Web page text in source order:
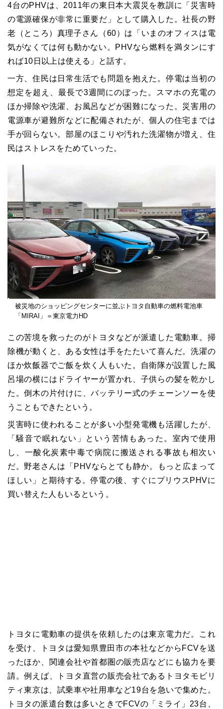
4台のPHVは、2011年の東日本大震災を教訓に「災害時
の電源確保が非常に重要だ」として購入した。社長の野
老（ところ）真理子さん（60）は「いまのオフィスは電
気がなくては何も動かない。PHVなら燃料を満タンにす
れば10日以上は使える」と話す。
一方、住民は日常生活でも問題を抱えた。停電は当初の
想定を超え、最長で3週間にのぼった。スマホの充電の
ほか掃除や洗濯、お風呂などが困難になった。災害用の
電源車が避難所などに配備されたが、個人の住宅までは
手が回らない。部屋のほこりや汚れた洗濯物が増え、住
民はストレスをためていった。
被災地のショッピングセンターに並ぶトヨタ自動車の燃料電池車
「MIRAI」＝東京電力HD
この苦境を救ったのがトヨタなどが派遣した電動車。掃
除機が動くと、ある女性は手をたたいて喜んだ。洗濯の
ほか炊飯器でご飯を炊く人もいた。自衛隊が設置した風
呂場の横にはドライヤーが置かれ、子供らの髪を乾かし
た。倒木の片付けに、バッテリー式のチェーンソーを使
うこともできたという。
災害時に使われることが多い小型発電機も活躍したが、
「騒音で眠れない」という苦情もあった。室内で使用
し、一酸化炭素中毒で病院に搬送される事故も相次い
だ。野老さんは「PHVならとても静か。もっと広まって
ほしい」と期待する。停電の後、すぐにプリウスPHVに
買い替えた人もいるという。
トヨタに電動車の提供を依頼したのは東京電力だ。これ
を受け、トヨタは愛知県豊田市の本社などからFCVを送
ったほか、関連会社や首都圏の販売店などにも協力を要
請。例えば、トヨタ直営の販売会社であるトヨタモビリ
ティ東京は、試乗車や社用車など19台を急いで集めた。
トヨタの派遣台数は多いときでFCVの「ミライ」23台、